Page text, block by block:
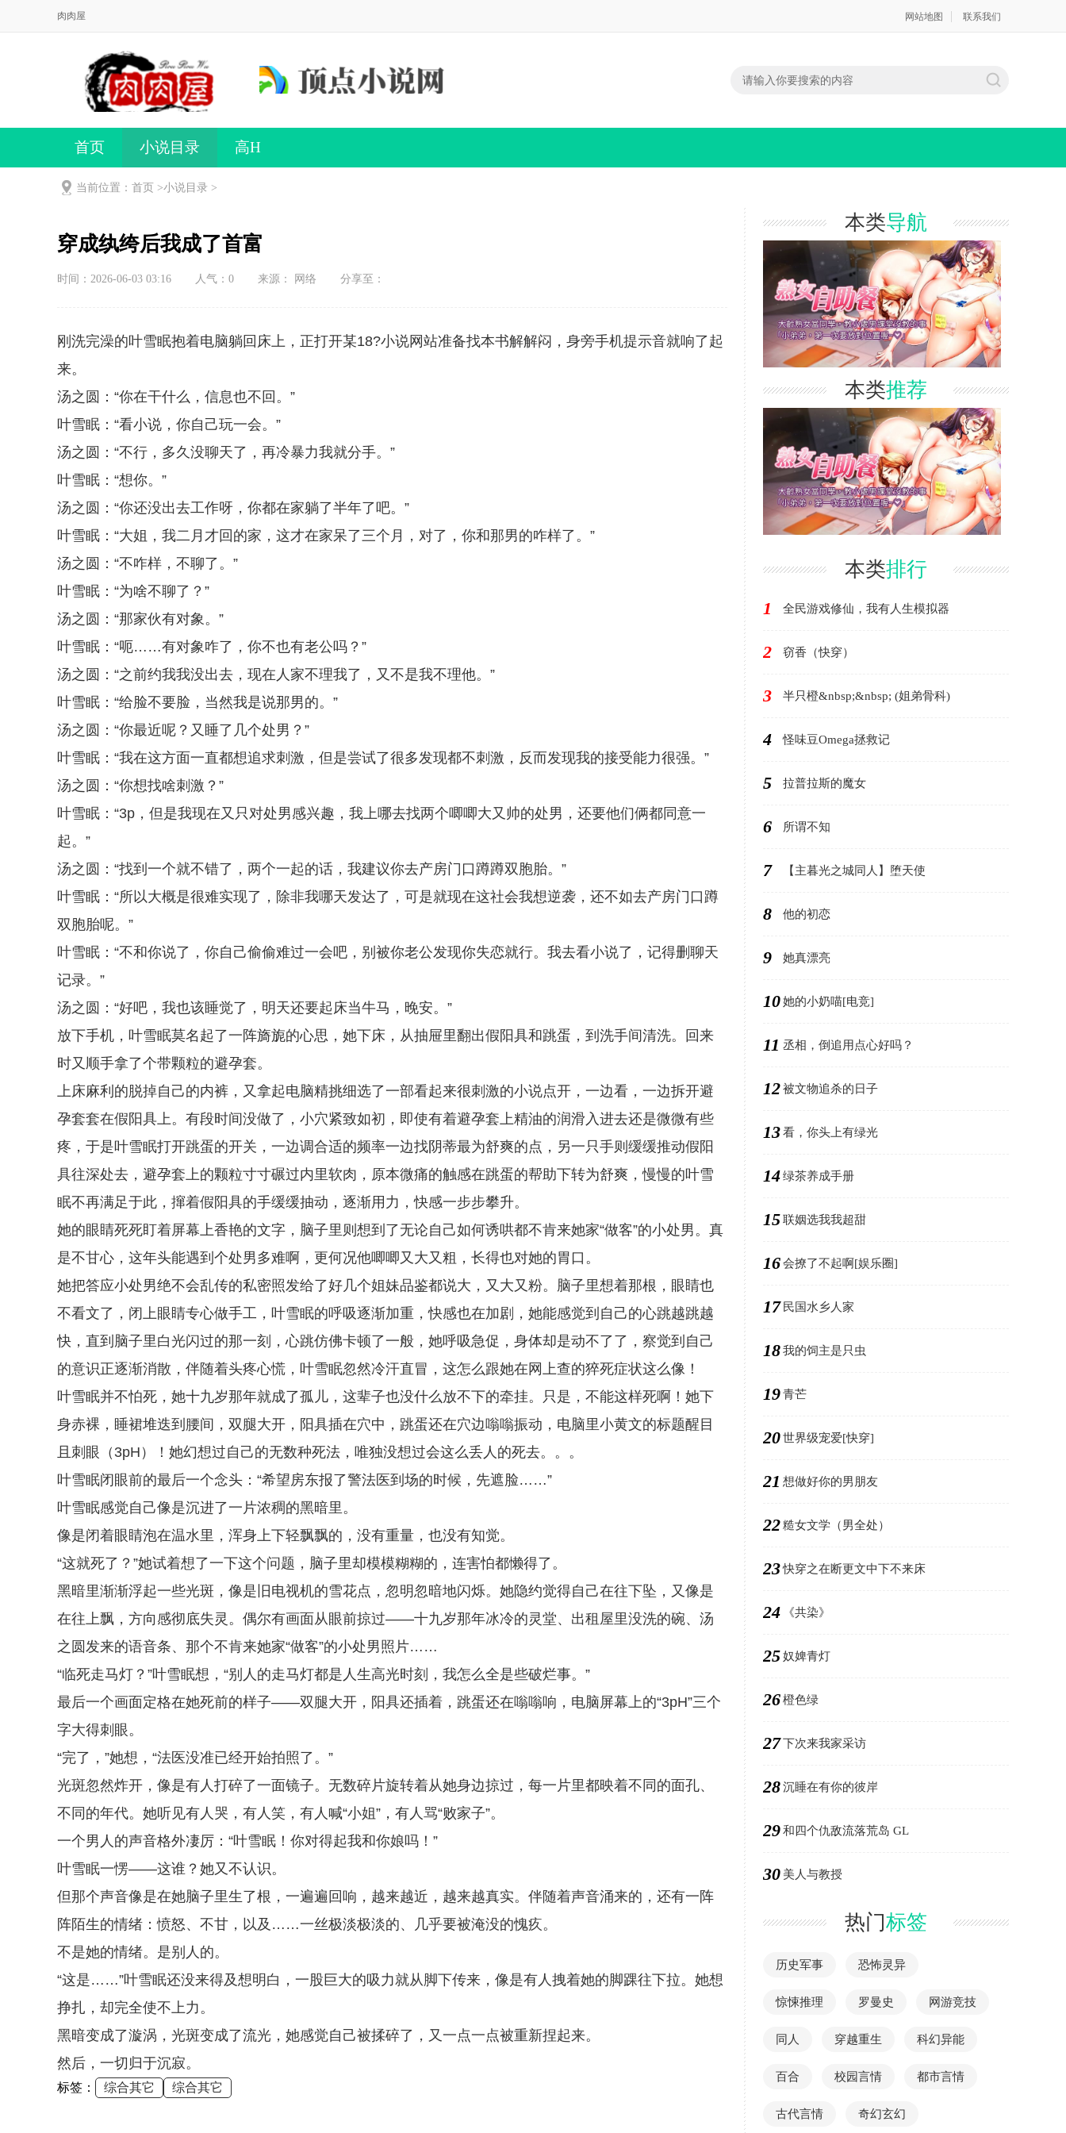
肉肉屋 网站地图 联系我们
首页 小说目录 高H
当前位置：首页 >小说目录 >
穿成纨绔后我成了首富
时间：2026-06-03 03:16 人气： 0 来源： 网络 分享至：
刚洗完澡的叶雪眠抱着电脑躺回床上，正打开某18?小说网站准备找本书解解闷，身旁手机提示音就响了起
来。
汤之圆：“你在干什么，信息也不回。”
叶雪眠：“看小说，你自己玩一会。”
汤之圆：“不行，多久没聊天了，再冷暴力我就分手。”
叶雪眠：“想你。”
汤之圆：“你还没出去工作呀，你都在家躺了半年了吧。”
叶雪眠：“大姐，我二月才回的家，这才在家呆了三个月，对了，你和那男的咋样了。”
汤之圆：“不咋样，不聊了。”
叶雪眠：“为啥不聊了？”
汤之圆：“那家伙有对象。”
叶雪眠：“呃……有对象咋了，你不也有老公吗？”
汤之圆：“之前约我我没出去，现在人家不理我了，又不是我不理他。”
叶雪眠：“给脸不要脸，当然我是说那男的。”
汤之圆：“你最近呢？又睡了几个处男？”
叶雪眠：“我在这方面一直都想追求刺激，但是尝试了很多发现都不刺激，反而发现我的接受能力很强。”
汤之圆：“你想找啥刺激？”
叶雪眠：“3p，但是我现在又只对处男感兴趣，我上哪去找两个唧唧大又帅的处男，还要他们俩都同意一
起。”
汤之圆：“找到一个就不错了，两个一起的话，我建议你去产房门口蹲蹲双胞胎。”
叶雪眠：“所以大概是很难实现了，除非我哪天发达了，可是就现在这社会我想逆袭，还不如去产房门口蹲
双胞胎呢。”
叶雪眠：“不和你说了，你自己偷偷难过一会吧，别被你老公发现你失恋就行。我去看小说了，记得删聊天
记录。”
汤之圆：“好吧，我也该睡觉了，明天还要起床当牛马，晚安。”
放下手机，叶雪眠莫名起了一阵旖旎的心思，她下床，从抽屉里翻出假阳具和跳蛋，到洗手间清洗。回来
时又顺手拿了个带颗粒的避孕套。
上床麻利的脱掉自己的内裤，又拿起电脑精挑细选了一部看起来很刺激的小说点开，一边看，一边拆开避
孕套套在假阳具上。有段时间没做了，小穴紧致如初，即使有着避孕套上精油的润滑入进去还是微微有些
疼，于是叶雪眠打开跳蛋的开关，一边调合适的频率一边找阴蒂最为舒爽的点，另一只手则缓缓推动假阳
具往深处去，避孕套上的颗粒寸寸碾过内里软肉，原本微痛的触感在跳蛋的帮助下转为舒爽，慢慢的叶雪
眠不再满足于此，撺着假阳具的手缓缓抽动，逐渐用力，快感一步步攀升。
她的眼睛死死盯着屏幕上香艳的文字，脑子里则想到了无论自己如何诱哄都不肯来她家“做客”的小处男。真
是不甘心，这年头能遇到个处男多难啊，更何况他唧唧又大又粗，长得也对她的胃口。
她把答应小处男绝不会乱传的私密照发给了好几个姐妹品鉴都说大，又大又粉。脑子里想着那根，眼睛也
不看文了，闭上眼睛专心做手工，叶雪眠的呼吸逐渐加重，快感也在加剧，她能感觉到自己的心跳越跳越
快，直到脑子里白光闪过的那一刻，心跳仿佛卡顿了一般，她呼吸急促，身体却是动不了了，察觉到自己
的意识正逐渐消散，伴随着头疼心慌，叶雪眠忽然冷汗直冒，这怎么跟她在网上查的猝死症状这么像！
叶雪眠并不怕死，她十九岁那年就成了孤儿，这辈子也没什么放不下的牵挂。只是，不能这样死啊！她下
身赤裸，睡裙堆迭到腰间，双腿大开，阳具插在穴中，跳蛋还在穴边嗡嗡振动，电脑里小黄文的标题醒目
且刺眼（3pH）！她幻想过自己的无数种死法，唯独没想过会这么丢人的死去。。。
叶雪眠闭眼前的最后一个念头：“希望房东报了警法医到场的时候，先遮脸……”
叶雪眠感觉自己像是沉进了一片浓稠的黑暗里。
像是闭着眼睛泡在温水里，浑身上下轻飘飘的，没有重量，也没有知觉。
“这就死了？”她试着想了一下这个问题，脑子里却模模糊糊的，连害怕都懒得了。
黑暗里渐渐浮起一些光斑，像是旧电视机的雪花点，忽明忽暗地闪烁。她隐约觉得自己在往下坠，又像是
在往上飘，方向感彻底失灵。偶尔有画面从眼前掠过——十九岁那年冰冷的灵堂、出租屋里没洗的碗、汤
之圆发来的语音条、那个不肯来她家“做客”的小处男照片……
“临死走马灯？”叶雪眠想，“别人的走马灯都是人生高光时刻，我怎么全是些破烂事。”
最后一个画面定格在她死前的样子——双腿大开，阳具还插着，跳蛋还在嗡嗡响，电脑屏幕上的“3pH”三个
字大得刺眼。
“完了，”她想，“法医没准已经开始拍照了。”
光斑忽然炸开，像是有人打碎了一面镜子。无数碎片旋转着从她身边掠过，每一片里都映着不同的面孔、
不同的年代。她听见有人哭，有人笑，有人喊“小姐”，有人骂“败家子”。
一个男人的声音格外凄厉：“叶雪眠！你对得起我和你娘吗！”
叶雪眠一愣——这谁？她又不认识。
但那个声音像是在她脑子里生了根，一遍遍回响，越来越近，越来越真实。伴随着声音涌来的，还有一阵
阵陌生的情绪：愤怒、不甘，以及……一丝极淡极淡的、几乎要被淹没的愧疚。
不是她的情绪。是别人的。
“这是……”叶雪眠还没来得及想明白，一股巨大的吸力就从脚下传来，像是有人拽着她的脚踝往下拉。她想
挣扎，却完全使不上力。
黑暗变成了漩涡，光斑变成了流光，她感觉自己被揉碎了，又一点一点被重新捏起来。
然后，一切归于沉寂。
标签： 综合其它 综合其它
本类导航
本类推荐
本类排行
1 全民游戏修仙，我有人生模拟器
2 窃香（快穿）
3 半只橙&nbsp;&nbsp; (姐弟骨科)
4 怪味豆Omega拯救记
5 拉普拉斯的魔女
6 所谓不知
7 【主暮光之城同人】堕天使
8 他的初恋
9 她真漂亮
10她的小奶喵[电竞]
11 丞相，倒追用点心好吗？
12被文物追杀的日子
13看，你头上有绿光
14绿茶养成手册
15联姻选我我超甜
16会撩了不起啊[娱乐圈]
17 民国水乡人家
18我的饲主是只虫
19青芒
20世界级宠爱[快穿]
21 想做好你的男朋友
22糙女文学（男全处）
23快穿之在断更文中下不来床
24 《共染》
25奴婢青灯
26橙色绿
27下次来我家采访
28沉睡在有你的彼岸
29和四个仇敌流落荒岛 GL
30 美人与教授
热门标签
历史军事 恐怖灵异
惊悚推理 罗曼史 网游竞技
同人 穿越重生 科幻异能
百合 校园言情 都市言情
古代言情 奇幻玄幻